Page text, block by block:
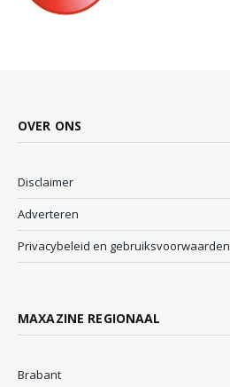
OVER ONS
Disclaimer
Adverteren
Privacybeleid en gebruiksvoorwaarden
MAXAZINE REGIONAAL
Brabant